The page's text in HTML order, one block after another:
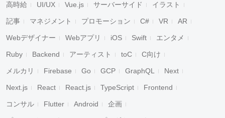
高時給 UI/UX Vue.js サーバーサイド イラスト
記事 マネジメント プロモーション C# VR AR
Webデザイナー Webアプリ iOS Swift エンタメ
Ruby Backend アーティスト toC C向け
メルカリ Firebase Go GCP GraphQL Next
Next.js React React.js TypeScript Frontend
コンサル Flutter Android 企画